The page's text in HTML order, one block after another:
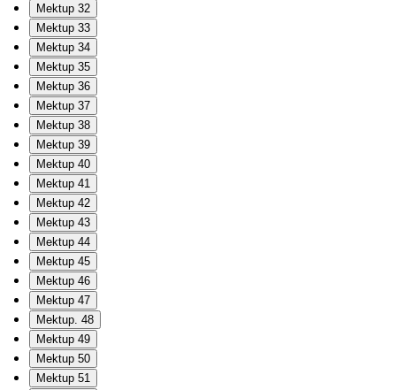
Mektup 32
Mektup 33
Mektup 34
Mektup 35
Mektup 36
Mektup 37
Mektup 38
Mektup 39
Mektup 40
Mektup 41
Mektup 42
Mektup 43
Mektup 44
Mektup 45
Mektup 46
Mektup 47
Mektup. 48
Mektup 49
Mektup 50
Mektup 51